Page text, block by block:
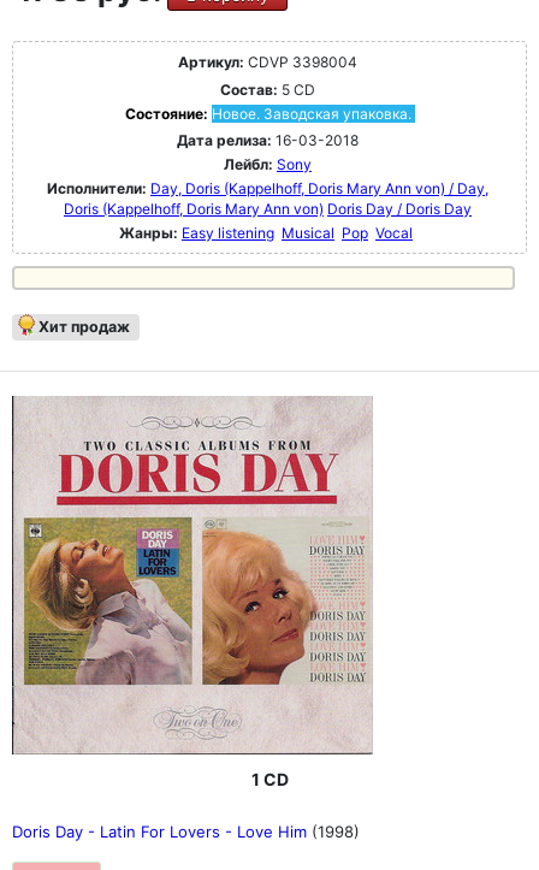
Артикул: CDVP 3398004
Состав: 5 CD
Состояние: Новое. Заводская упаковка.
Дата релиза: 16-03-2018
Лейбл: Sony
Исполнители: Day, Doris (Kappelhoff, Doris Mary Ann von) / Day,
Doris (Kappelhoff, Doris Mary Ann von) Doris Day / Doris Day
Жанры: Easy listening Musical Pop Vocal
Хит продаж
1 CD
Doris Day - Latin For Lovers - Love Him (1998)